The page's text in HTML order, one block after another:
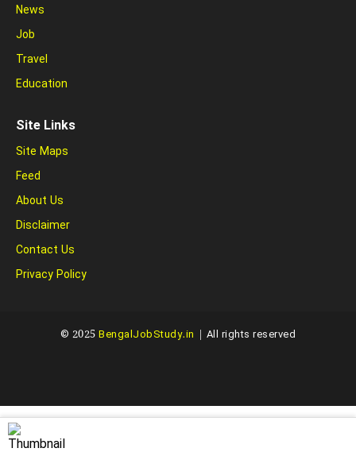
News
Job
Travel
Education
Site Links
Site Maps
Feed
About Us
Disclaimer
Contact Us
Privacy Policy
© 2025BengalJobStudy.in | All rights reserved